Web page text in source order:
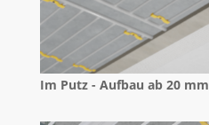
Im Putz - Aufbau ab 20 mm